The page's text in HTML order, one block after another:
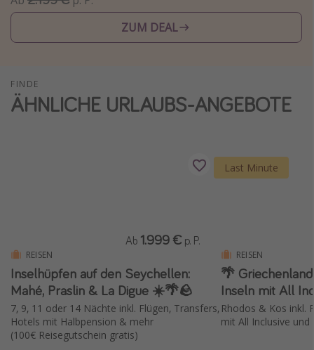
Wochenendtrip
Singlereisen
Gruppenreisen
Hotels in Hamburg
Familienurlaub in der Türkei
Rundreisen in Thailand
Bahnreisen in der Schweiz
Reisepassfreie Reiseziele
Travel Know How
ZUM DEAL
FINDE
ÄHNLICHE URLAUBS-ANGEBOTE
REISEN
Inselhüpfen auf den Seychellen:
Mahé, Praslin & La Digue ☀️🌴🪨
7, 9, 11 oder 14 Nächte inkl. Flügen, Transfers,
Hotels mit Halbpension & mehr
(100€ Reisegutschein gratis)
Ab 1.999 € p. P.
Last Minute
REISEN
🌴
Inseln mit All
Rhodos & Kos inkl. Flügen, 4-
mit All Inclusive